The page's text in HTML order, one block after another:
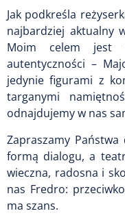
Jak podkreśla
najbardziej aktualny
Moim celem jest
autentyczności –
jedynie figurami z
targanymi
odnajdujemy w nas
Zapraszamy
formą dialogu, a
wieczna, radosna i
nas Fredro:
ma szans.